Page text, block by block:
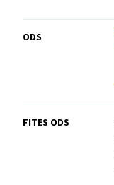
ODS
FITES ODS